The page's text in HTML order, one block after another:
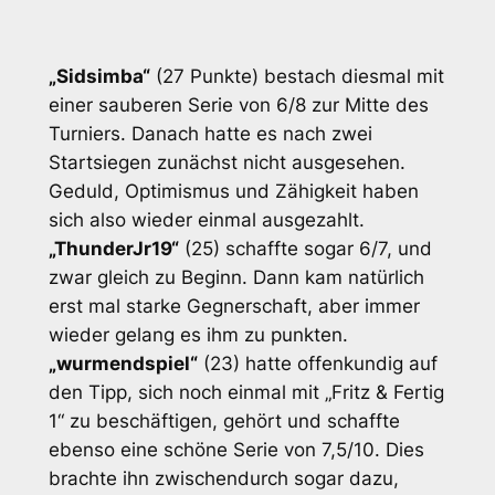
„Sidsimba“(27 Punkte) bestach diesmal mit
einer sauberen Serie von 6/8 zur Mitte des
Turniers. Danach hatte es nach zwei
Startsiegen zunächst nicht ausgesehen.
Geduld, Optimismus und Zähigkeit haben
sich also wieder einmal ausgezahlt.
„ThunderJr19“(25) schaffte sogar 6/7, und
zwar gleich zu Beginn. Dann kam natürlich
erst mal starke Gegnerschaft, aber immer
wieder gelang es ihm zu punkten.
„wurmendspiel“(23) hatte offenkundig auf
den Tipp, sich noch einmal mit „Fritz & Fertig
1“ zu beschäftigen, gehört und schaffte
ebenso eine schöne Serie von 7,5/10. Dies
brachte ihn zwischendurch sogar dazu,